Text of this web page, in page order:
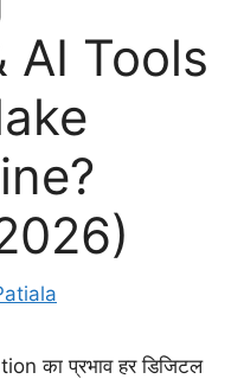
AI Tools
का प्रभाव हर डिजिटल